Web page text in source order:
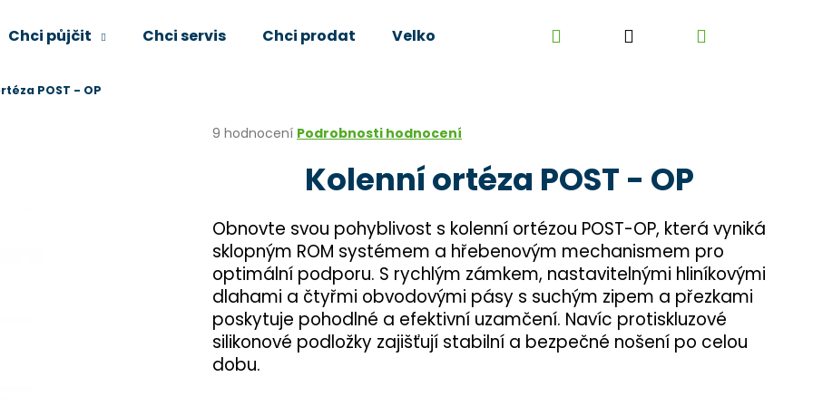
Chci půjčit Chci servis Chci prodat Velkoobchod Kontakt Kariéra
Přihlášení
POST - OP
Průměrné
z
5
hvězdiček.
9 hodnocení Podrobnosti hodnocení
Kolenní ortéza POST - OP
Obnovte svou pohyblivost s kolenní ortézou POST-OP, která vyniká
sklopným ROM systémem a hřebenovým mechanismem pro
optimální podporu. S rychlým zámkem, nastavitelnými hliníkovými
dlahami a čtyřmi obvodovými pásy s suchým zipem a přezkami
poskytuje pohodlné a efektivní uzamčení. Navíc protiskluzové
silikonové podložky zajišťují stabilní a bezpečné nošení po celou
dobu.
Co potřebujete najít?
HLEDAT